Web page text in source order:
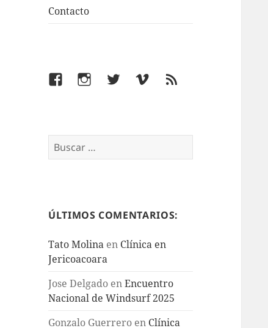
Contacto
FacebookInstagramTwitterVimeoFeed
Buscar:
ÚLTIMOS COMENTARIOS:
Tato Molina en Clínica en
Jericoacoara
Jose Delgado enEncuentro
Nacional de Windsurf 2025
Gonzalo Guerrero en Clínica